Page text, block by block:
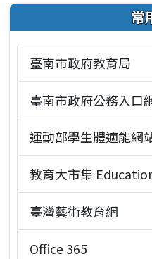
常
臺南市政府教育局
臺南市政府公務入口
運動部學生體適能網
教育大市集
臺灣藝術教育網
Office 365